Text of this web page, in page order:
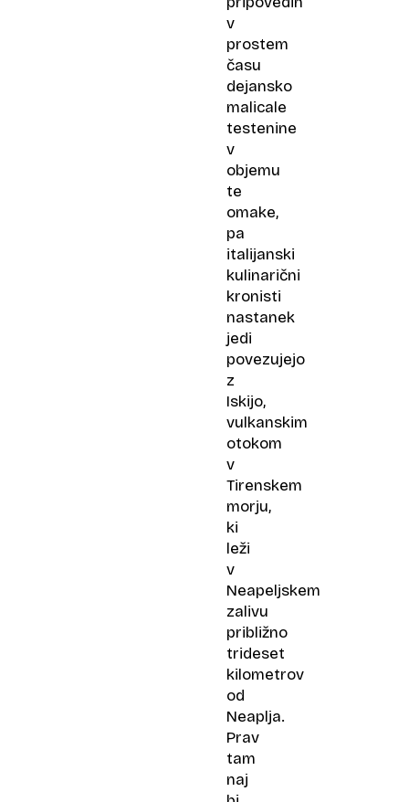
v
prostem
času
dejansko
malicale
testenine
v
objemu
te
omake,
pa
italijanski
kulinarični
kronisti
nastanek
jedi
povezujejo
z
Iskijo,
vulkanskim
otokom
v
Tirenskem
morju,
ki
leži
v
Neapeljskem
zalivu
približno
trideset
kilometrov
od
Neaplja.
Prav
tam
naj